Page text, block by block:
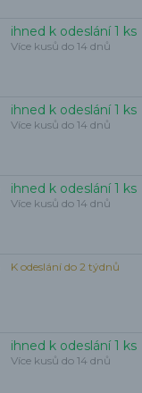
ihned k odeslání 1 ks
Více kusů do 14 dnů
ihned k odeslání 1 ks
Více kusů do 14 dnů
ihned k odeslání 1 ks
Více kusů do 14 dnů
K odeslání do 2 týdnů
ihned k odeslání 1 ks
Více kusů do 14 dnů